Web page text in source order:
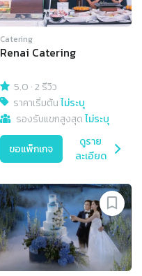
Catering
Renai Catering
5.0 ·2 รีวิว
ราคาเริ่มต้นไม่ระบุ
รองรับแขกสูงสุดไม่ระบุ
ขอแพ็กเกจ
ดูราย
ละเอียด